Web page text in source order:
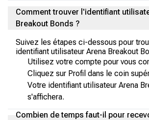
Comment trouver l'identifiant
Breakout Bonds ?
Suivez les étapes ci-dessous pour
identifiant utilisateur Arena Breakout
Utilisez votre compte pour vous
Cliquez sur Profil dans le coin
Votre identifiant utilisateur Arena
s'affichera.
Combien de temps faut-il pour